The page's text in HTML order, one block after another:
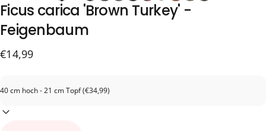
Ficus carica 'Brown Turkey' -
Feigenbaum
€14,99